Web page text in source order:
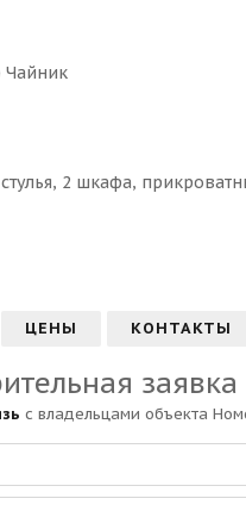
Чайник
2 шкафа,
ЦЕНЫ КОНТАКТЫ
с владельцами объекта